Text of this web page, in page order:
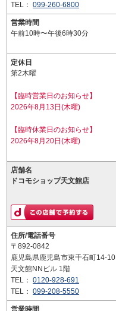
TEL： 099-260-6800
営業時間
午前10時〜午後6時30分
定休日
第2木曜
【臨時営業日のお知らせ】
2026年8月13日(木曜)
【臨時休業日のお知らせ】
2026年8月20日(木曜)
店舗名
ドコモショップ天文館店
住所/電話番号
〒892-0842
鹿児島県鹿児島市東千石町14-10
天文館NNビル 1階
TEL： 0120-928-691
TEL： 099-208-5550
営業時間